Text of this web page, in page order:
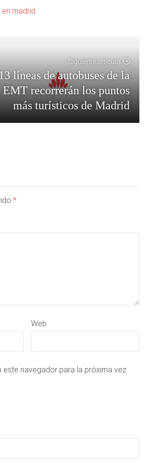
en madrid
Siguiente artículo
líneas de autobuses de la
EMT recorrerán los puntos
más turísticos de Madrid
*
Web
navegador para la próxima vez